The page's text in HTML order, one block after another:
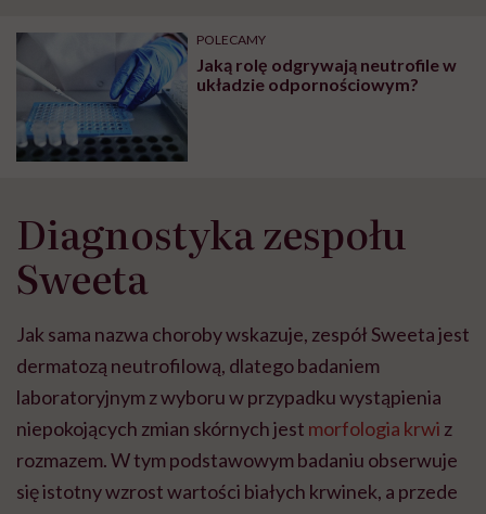
POLECAMY
Jaką rolę odgrywają neutrofile w
układzie odpornościowym?
Diagnostyka zespołu
Sweeta
Jak sama nazwa choroby wskazuje, zespół Sweeta jest
dermatozą neutrofilową, dlatego badaniem
laboratoryjnym z wyboru w przypadku wystąpienia
niepokojących zmian skórnych jest morfologia krwi z
rozmazem. W tym podstawowym badaniu obserwuje
się istotny wzrost wartości białych krwinek, a przede